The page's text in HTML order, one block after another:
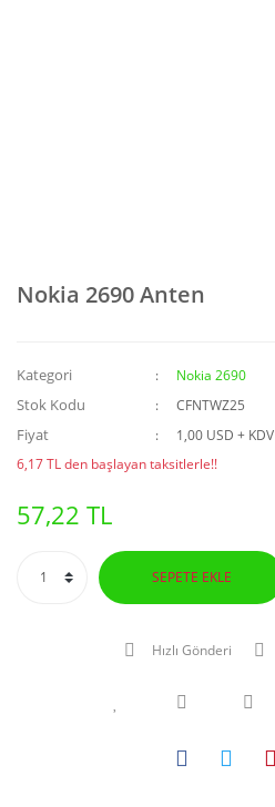
Nokia 2690 Anten
Kategori Nokia 2690
Stok Kodu CFNTWZ25
Fiyat
1,00 USD + KDV
6,17 TL den başlayan taksitlerle!!
57,22 TL
SEPETE EKLE
Hızlı Gönderi